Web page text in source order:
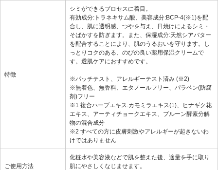
特徴
シミができるプロセスに着目。
有効成分:トラネキサム酸、美容成分:BCP-4(※1)を配
合し、肌に透明感、つやを与え、日焼けによるシミ・
そばかすを防ぎます。また、保湿成分:天然シアバター
を配合することにより、肌のうるおいを守ります。し
っとりコクのある、のびの良い薬用保湿クリームで
す。透肌ケアにおすすめです。
※パッチテスト、アレルギーテスト済み (※2)
※無着色、無香料、エタノールフリー、パラベン(防腐
剤)フリー
※1 複合ハーブエキス:カモミラエキス(1)、ヒナギク花
エキス、アーティチョークエキス、プルーン酵素分解
物の混合成分
※2 すべての方に皮膚刺激やアレルギーが起きないわ
けではありません
ご使用方法
化粧水や美容液などで肌を整えた後、適量を手に取り
肌にやさしくなじませます。